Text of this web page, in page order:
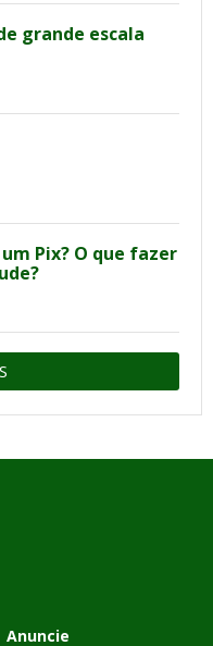
grande escala
Pix? O que fazer
Anuncie